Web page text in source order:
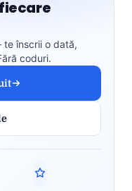
te înscrii o dată,
coduri.